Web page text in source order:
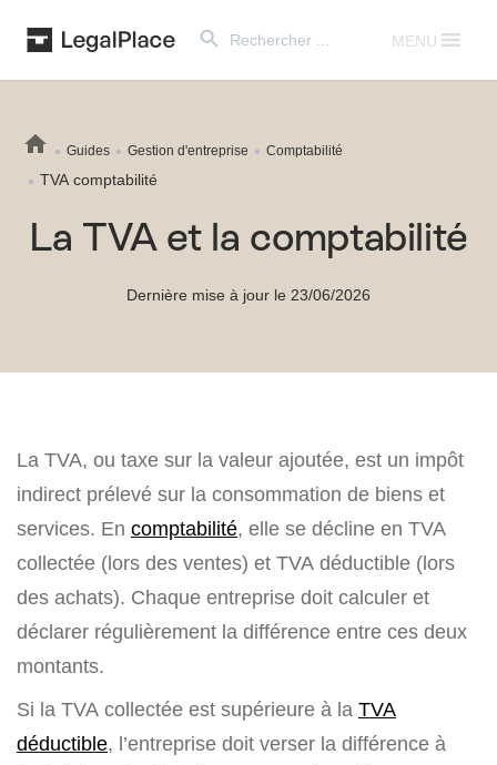
for:
MENU
Guides Gestion d'entreprise Comptabilité
TVA comptabilité
La TVA et la comptabilité
Dernière mise à jour le 23/06/2026
La TVA, ou taxe sur la valeur ajoutée, est un impôt
indirect prélevé sur la consommation de biens et
services. En comptabilité, elle se décline en TVA
collectée (lors des ventes) et TVA déductible (lors
des achats). Chaque entreprise doit calculer et
déclarer régulièrement la différence entre ces deux
montants.
Si la TVA collectée est supérieure à la TVA
déductible, l’entreprise doit verser la différence à